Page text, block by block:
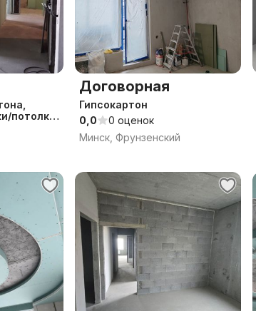
потолки
Договорная
Гипсокартон
0,0
0 оценок
Минск, Фрунзенский